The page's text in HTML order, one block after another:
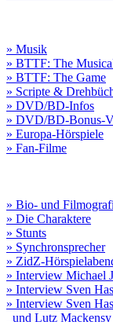
» Musik
» BTTF: The
» BTTF: The Game
» Scripte &
» DVD/BD-Infos
» DVD/BD-Bonus-
» Europa-Hörspiele
» Fan-Filme
» Bio- und
» Die Charaktere
» Stunts
» Synchronsprecher
» ZidZ-
» Interview Michael
» Interview Sven
» Interview Sven
und Lutz Mackensy